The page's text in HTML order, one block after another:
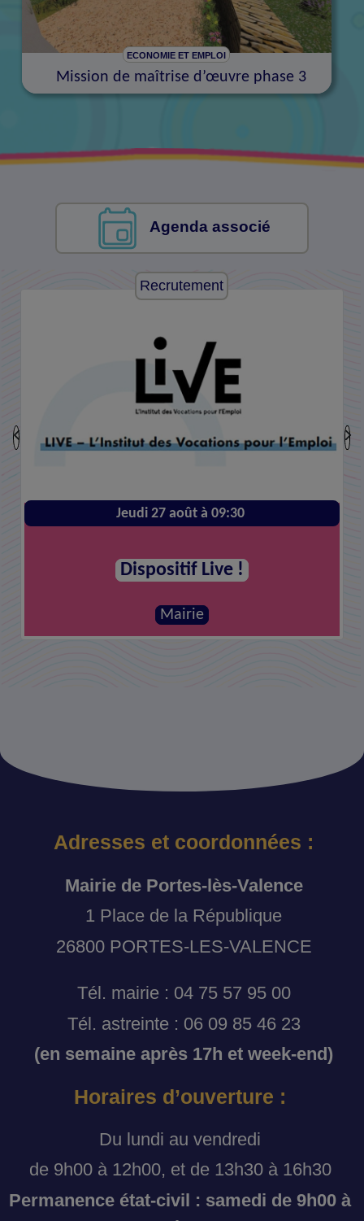
ECONOMIE ET EMPLOI
Mission de maîtrise d’œuvre phase 3
Agenda associé
Recrutement
Jeudi 27 août à 09:30
Dispositif Live !
Mairie
Adresses et coordonnées :
Mairie de Portes-lès-Valence
1 Place de la République
26800 PORTES-LES-VALENCE
Tél. mairie : 04 75 57 95 00
Tél. astreinte : 06 09 85 46 23
(en semaine après 17h et week-end)
Horaires d’ouverture :
Du lundi au vendredi
de 9h00 à 12h00, et de 13h30 à 16h30
Permanence état-civil : samedi de 9h00 à